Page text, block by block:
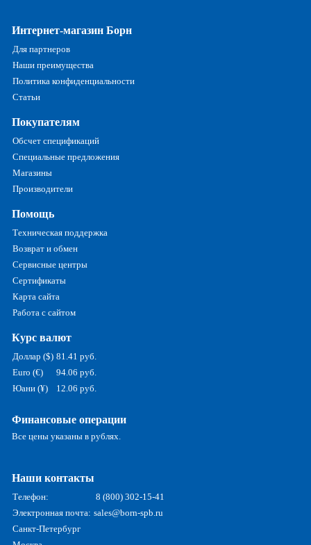
Интернет-магазин Борн
Для партнеров
Наши преимущества
Политика конфиденциальности
Статьи
Покупателям
Обсчет спецификаций
Специальные предложения
Магазины
Производители
Помощь
Техническая поддержка
Возврат и обмен
Сервисные центры
Сертификаты
Карта сайта
Работа с сайтом
Курс валют
Доллар ($) 81.41 руб.
Euro (€)
94.06 руб.
Юани (¥)
12.06 руб.
Финансовые операции
Все цены указаны в рублях.
Наши контакты
Телефон:
8 (800) 302-15-41
Электронная почта: sales@born-spb.ru
Санкт-Петербург